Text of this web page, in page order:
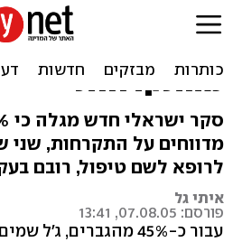
סקר: כמחצית
הישראלים
מהתקרחות
מדווחים על התקרחות, שני
לרופא לשם טיפול, רובם
איתי גל
פורסם: 07.08.05, 13:41
עבור כ-45% מהגברים,